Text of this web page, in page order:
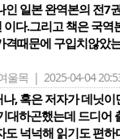
인 일본 완역본의 전7
다.그리고 책은 국역
격때문에 구입치않았
울목 | 2025-04-04
, 혹은 저자가 데닛이
대하곤했는데 드디어
도 넉넉해 읽기도 편하